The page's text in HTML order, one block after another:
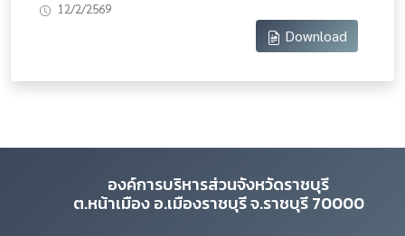
12/2/2569
Download
องค์การบริหารส่วนจังหวัดราชบุรี
ต.หน้าเมือง อ.เมืองราชบุรี จ.ราชบุรี 70000